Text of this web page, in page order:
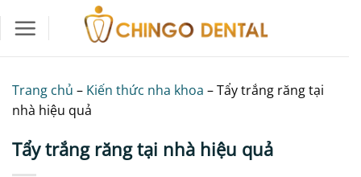
Trang chủ – Kiến thức nha khoa –Tẩy trắng răng tại
nhà hiệu quả
Tẩy trắng răng tại nhà hiệu quả